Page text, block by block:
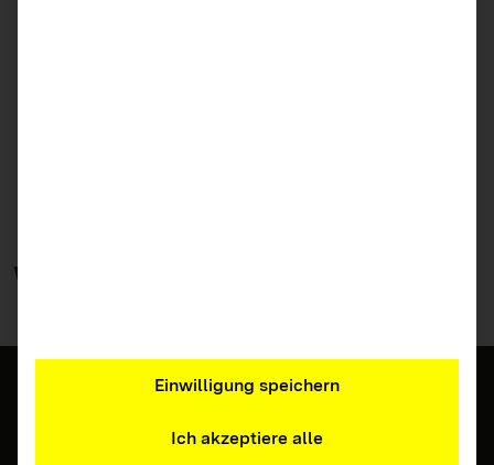
Weitere
Einwilligung speichern
Ich akzeptiere alle